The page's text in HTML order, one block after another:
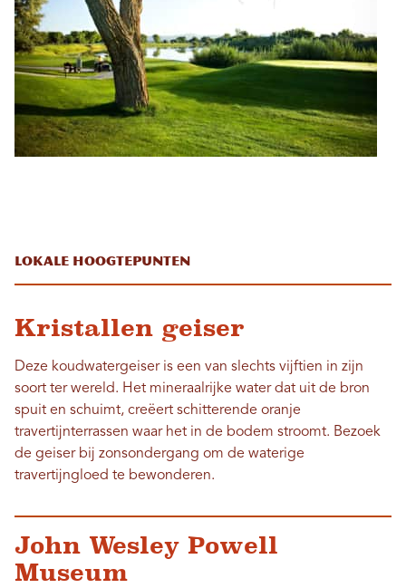
Lokale hoogtepunten
Kristallen geiser
Deze koudwatergeiser is een van slechts vijftien in zijn
soort ter wereld. Het mineraalrijke water dat uit de bron
spuit en schuimt, creëert schitterende oranje
travertijnterrassen waar het in de bodem stroomt. Bezoek
de geiser bij zonsondergang om de waterige
travertijngloed te bewonderen.
John Wesley Powell
Museum